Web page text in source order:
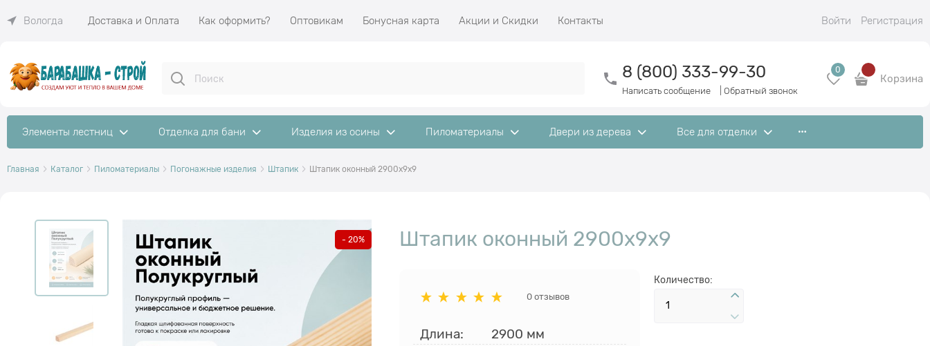
Вологда Доставка и Оплата Как оформить? Оптовикам Бонусная карта Акции и Скидки Контакты Войти Регистрация
8 (800) 333-99-30
Написать сообщение Обратный звонок
0
Корзина
Элементы лестниц Отделка для бани Изделия из осины Пиломатериалы Двери из дерева Все для отделки
Главная Каталог Пиломатериалы Погонажные изделия Штапик Штапик оконный 2900x9x9
- 20% Штапик оконный 2900x9x9
0 отзывов
Длина:
2900 мм
Количество: